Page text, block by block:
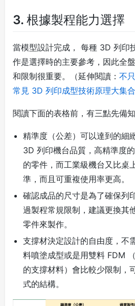
3. 根據製程能力選擇
當模型設計完成， 每種 3D 列印
作是選擇時的主要參考，因此全
和限制很重要。（延伸閱讀： 不
常見 3D 列印成型技術原理大集合
閱讀下面的表格前，有三點先備知
精準度（公差）可以達到的細
3D 列印機台品質，高精準度
的零件，而工業級機台又比桌
準，而且可重複使用率更高。
確認成品的尺寸是為了確保列
過製程常規限制，建議更換其
零件來製作。
支撐材決定設計的自由度，不
料噴塗成型或是用雙料 FDM
的支撐材料）會比較少限制，
式的結構。